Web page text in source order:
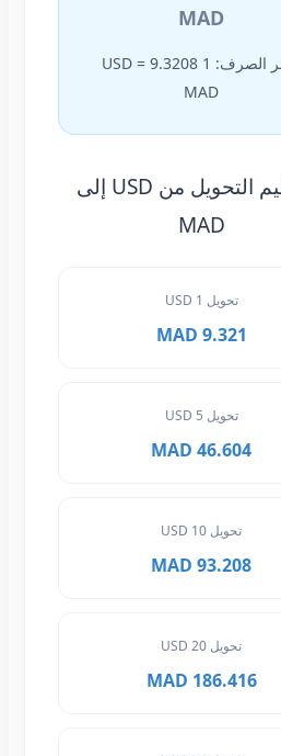
MAD
سعر الصرف: 1 USD = 9.3208
أهم قيم التحويل من USD إلى
MAD
تحويل 1 USD
9.321 MAD
تحويل 5 USD
46.604 MAD
93.208 MAD
186.416 MAD